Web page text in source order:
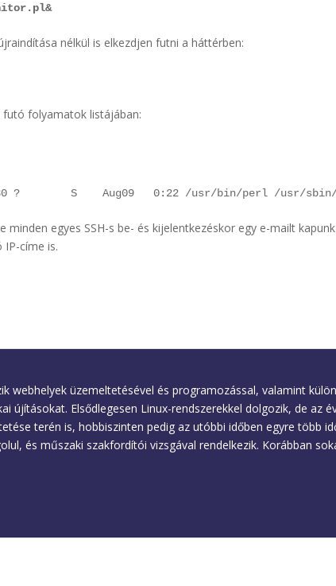
nélkül is elkezdjen futni a háttérben:
futó folyamatok listájában:
?        S    Aug09   0:22 /usr/bin/perl /usr/
minden egyes SSH-s be- és kijelentkezéskor egy e-mailt
IP-címe is.
webhelyek üzemeltetésével és programozással, valamint
újításokat. Elsődlegesen Linux-rendszerekkel dolgozik, de az
terén is, hobbiszinten pedig az utóbbi időben egyre több
és műszaki szakfordítói vizsgával rendelkezik. Korábban